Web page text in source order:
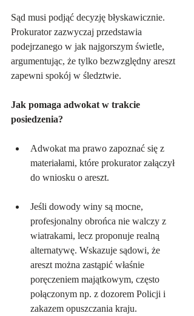
Sąd musi podjąć decyzję błyskawicznie.
Prokurator zazwyczaj przedstawia
podejrzanego w jak najgorszym świetle,
argumentując, że tylko bezwzględny areszt
zapewni spokój w śledztwie.
Jak pomaga adwokat w trakcie
posiedzenia?
Adwokat ma prawo zapoznać się z
materiałami, które prokurator załączył
do wniosku o areszt.
Jeśli dowody winy są mocne,
profesjonalny obrońca nie walczy z
wiatrakami, lecz proponuje realną
alternatywę. Wskazuje sądowi, że
areszt można zastąpić właśnie
poręczeniem majątkowym, często
połączonym np. z dozorem Policji i
zakazem opuszczania kraju.